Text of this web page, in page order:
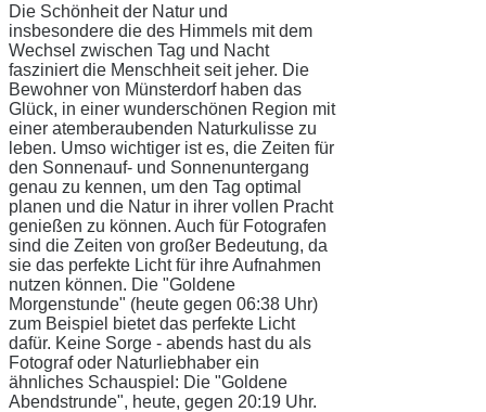
Die Schönheit der Natur und
insbesondere die des Himmels mit dem
Wechsel zwischen Tag und Nacht
fasziniert die Menschheit seit jeher. Die
Bewohner von Münsterdorf haben das
Glück, in einer wunderschönen Region mit
einer atemberaubenden Naturkulisse zu
leben. Umso wichtiger ist es, die Zeiten für
den Sonnenauf- und Sonnenuntergang
genau zu kennen, um den Tag optimal
planen und die Natur in ihrer vollen Pracht
genießen zu können. Auch für Fotografen
sind die Zeiten von großer Bedeutung, da
sie das perfekte Licht für ihre Aufnahmen
nutzen können. Die "Goldene
Morgenstunde" (heute gegen 06:38 Uhr)
zum Beispiel bietet das perfekte Licht
dafür. Keine Sorge - abends hast du als
Fotograf oder Naturliebhaber ein
ähnliches Schauspiel: Die "Goldene
Abendstrunde", heute, gegen 20:19 Uhr.